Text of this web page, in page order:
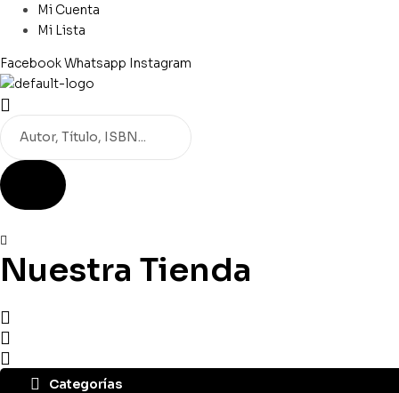
Mi Cuenta
Mi Lista
FacebookWhatsapp Instagram
Búsqueda
de
productos
Nuestra Tienda
Categorías